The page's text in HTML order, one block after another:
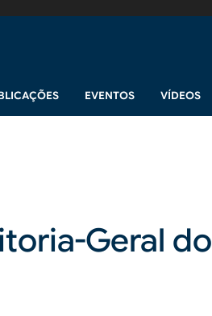
EVENTOS VÍDEOS
Geral do